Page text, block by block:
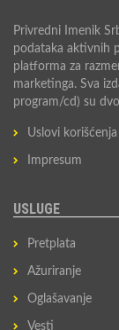
Privredni Imenik
podataka aktivnih
platforma za
marketinga. Sva
program/cd) su
Uslovi korišćenja
Impresum
USLUGE
Pretplata
Ažuriranje
Oglašavanje
Vesti